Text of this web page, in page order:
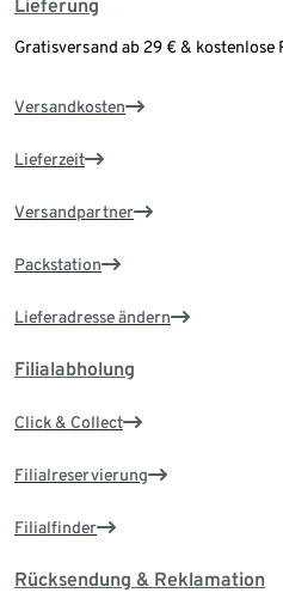
Lieferung
Gratisversand ab 29 € & kostenlose
Versandkosten
Lieferzeit
Versandpartner
Packstation
Lieferadresse ändern
Filialabholung
Click & Collect
Filialreservierung
Filialfinder
Rücksendung & Reklamation